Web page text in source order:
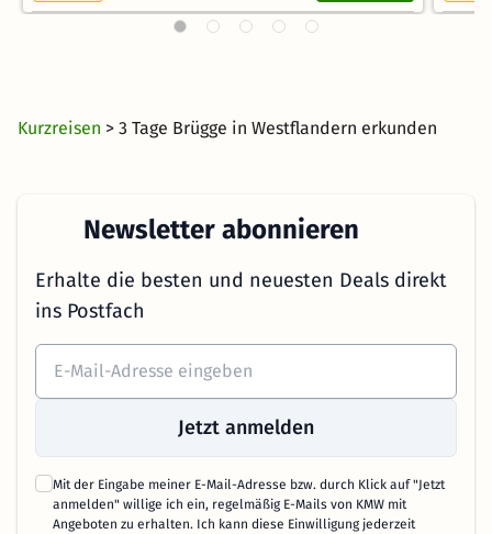
Kurzreisen > 3 Tage Brügge in Westflandern erkunden
Newsletter abonnieren
Erhalte die besten und neuesten Deals direkt
ins Postfach
Jetzt anmelden
Mit der Eingabe meiner E-Mail-Adresse bzw. durch Klick auf "Jetzt
anmelden" willige ich ein, regelmäßig E-Mails von KMW mit
Angeboten zu erhalten. Ich kann diese Einwilligung jederzeit